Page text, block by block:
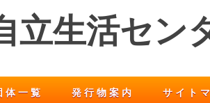
立生活セン
一覧 発行物案内 サイト